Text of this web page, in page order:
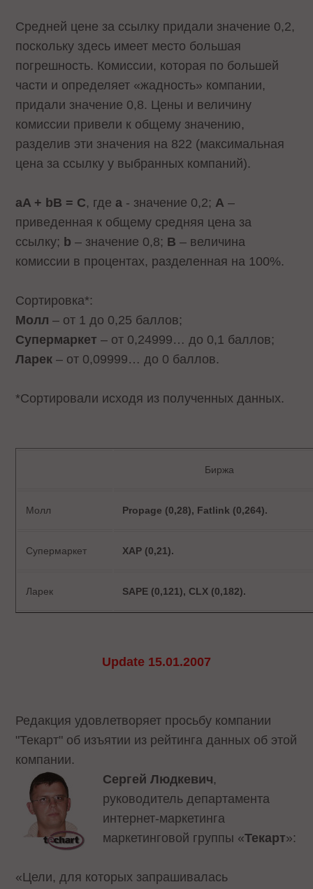
Средней цене за ссылку придали значение 0,2,
поскольку здесь имеет место большая
погрешность. Комиссии, которая по большей
части и определяет «жадность» компании,
придали значение 0,8. Цены и величину
комиссии привели к общему значению,
разделив эти значения на 822 (максимальная
цена за ссылку у выбранных компаний).
aA + bB = С, где a - значение 0,2; А –
приведенная к общему средняя цена за
ссылку; b – значение 0,8; В – величина
комиссии в процентах, разделенная на 100%.
Сортировка*:
Молл – от 1 до 0,25 баллов;
Супермаркет – от 0,24999… до 0,1 баллов;
Ларек – от 0,09999… до 0 баллов.
*Сортировали исходя из полученных данных.
Биржа
Молл Propage (0,28), Fatlink (0,264).
Супермаркет XAP (0,21).
Ларек SAPE (0,121), CLX (0,182).
Update 15.01.2007
Редакция удовлетворяет просьбу компании
"Текарт" об изъятии из рейтинга данных об этой
компании.
Сергей Людкевич,
руководитель департамента
интернет-маркетинга
маркетинговой группы «Текарт»:
«Цели, для которых запрашивалась